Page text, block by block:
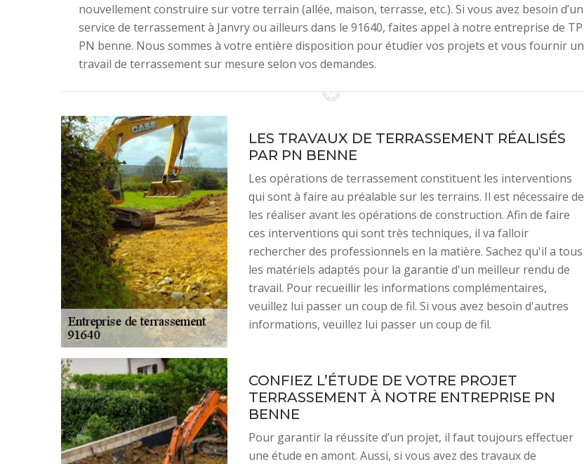
nouvellement construire sur votre terrain (allée, maison, terrasse, etc.). Si vous avez besoin d’un
service de terrassement à Janvry ou ailleurs dans le 91640, faites appel à notre entreprise de TP
PN benne. Nous sommes à votre entière disposition pour étudier vos projets et vous fournir un
travail de terrassement sur mesure selon vos demandes.
LES TRAVAUX DE TERRASSEMENT RÉALISÉS
PAR PN BENNE
Les opérations de terrassement constituent les interventions
qui sont à faire au préalable sur les terrains. Il est nécessaire de
les réaliser avant les opérations de construction. Afin de faire
ces interventions qui sont très techniques, il va falloir
rechercher des professionnels en la matière. Sachez qu'il a tous
les matériels adaptés pour la garantie d'un meilleur rendu de
travail. Pour recueillir les informations complémentaires,
veuillez lui passer un coup de fil. Si vous avez besoin d'autres
informations, veuillez lui passer un coup de fil.
CONFIEZ L’ÉTUDE DE VOTRE PROJET
TERRASSEMENT À NOTRE ENTREPRISE PN
BENNE
Pour garantir la réussite d’un projet, il faut toujours effectuer
une étude en amont. Aussi, si vous avez des travaux de